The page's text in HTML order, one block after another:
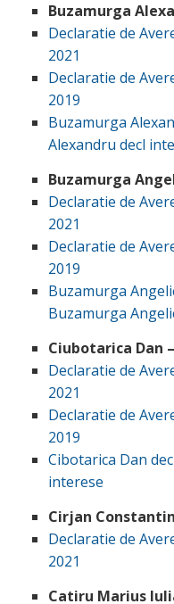
Buzamurga
Declaratie de
2021
Declaratie de
2019
Buzamurga
Alexandru decl
Buzamurga
Declaratie de
2021
Declaratie de
2019
Buzamurga
Buzamurga
Ciubotarica Dan
Declaratie de
2021
Declaratie de
2019
Cibotarica Dan
interese
Cirjan
Declaratie de
2021
Catiru Marius